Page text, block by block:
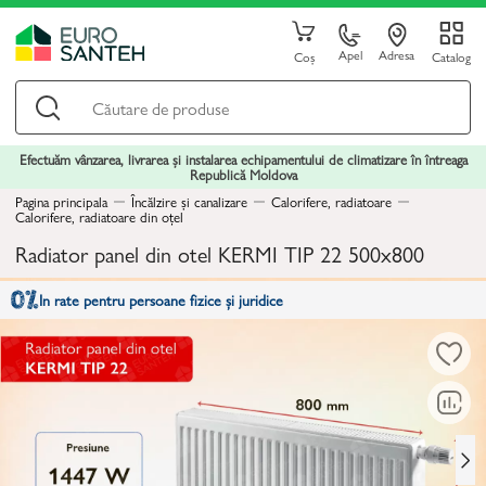
Coș Apel Adresa Catalog
Efectuăm vânzarea, livrarea și instalarea echipamentului de climatizare în întreaga
Republică Moldova
Pagina principala
Încălzire și canalizare Calorifere, radiatoare
Calorifere, radiatoare din oțel
Radiator panel din otel KERMI TIP 22 500x800
In rate pentru persoane fizice și juridice